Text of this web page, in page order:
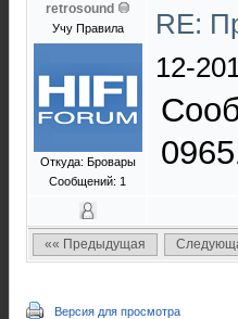
retrosound
Учу Правила
Откуда: Бровары
Сообщений: 1
RE:
12-
«« Предыдущая
Версия для просмотра